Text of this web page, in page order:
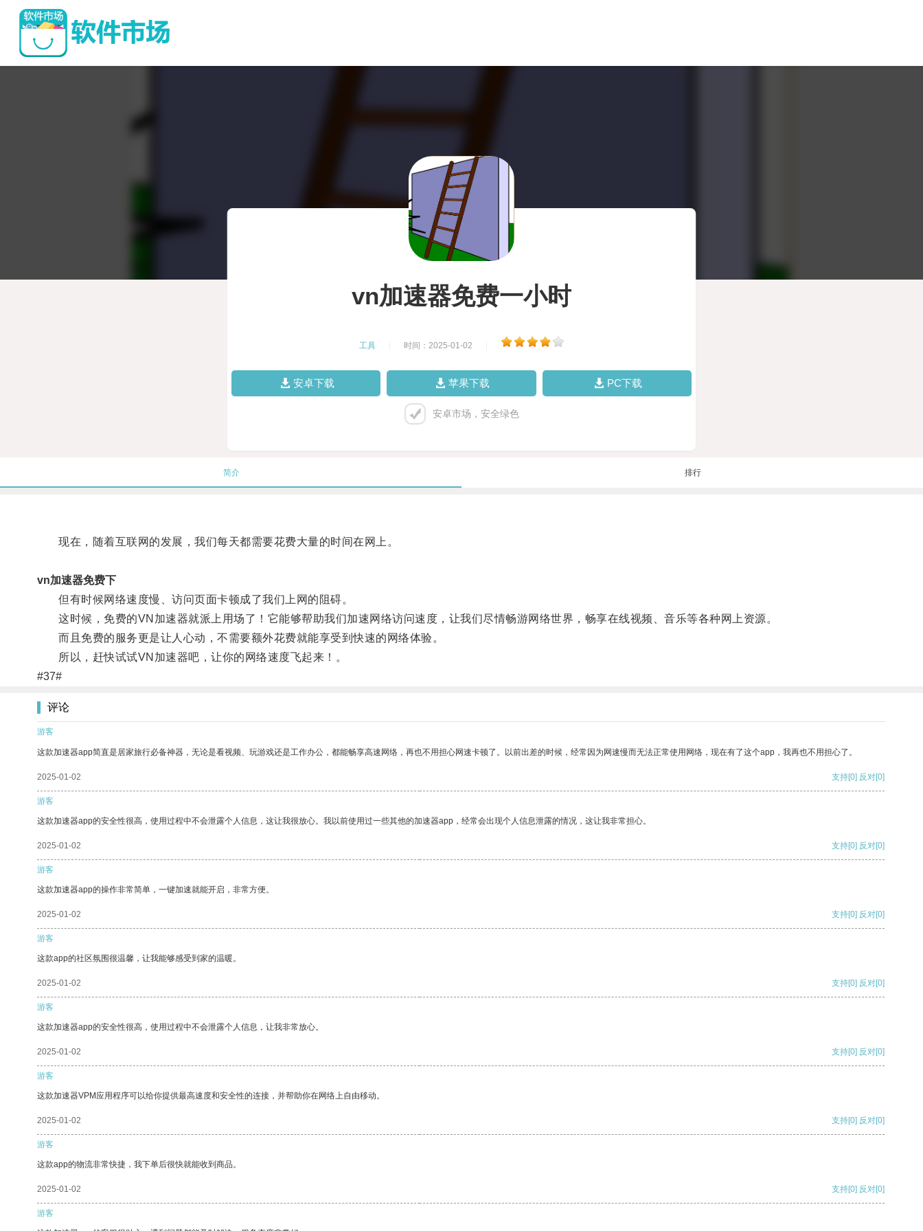
vn加速器免费一小时
工具 时间：2025-01-02
安卓下载 苹果下载 PC下载
安卓市场，安全绿色
简介 排行
现在，随着互联网的发展，我们每天都需要花费大量的时间在网上。
vn加速器免费下
但有时候网络速度慢、访问页面卡顿成了我们上网的阻碍。
这时候，免费的VN加速器就派上用场了！它能够帮助我们加速网络访问速度，让我们尽情畅游网络世界，畅享在线视频、音乐等各种网上资源。
而且免费的服务更是让人心动，不需要额外花费就能享受到快速的网络体验。
所以，赶快试试VN加速器吧，让你的网络速度飞起来！。
#37#
评论
游客
这款加速器app简直是居家旅行必备神器，无论是看视频、玩游戏还是工作办公，都能畅享高速网络，再也不用担心网速卡顿了。以前出差的时候，经常因为网速慢而无法正常使用网络，现在有了这个app，我再也不用担心了。
2025-01-02 支持[0] 反对[0]
游客
这款加速器app的安全性很高，使用过程中不会泄露个人信息，这让我很放心。我以前使用过一些其他的加速器app，经常会出现个人信息泄露的情况，这让我非常担心。
2025-01-02 支持[0] 反对[0]
游客
这款加速器app的操作非常简单，一键加速就能开启，非常方便。
2025-01-02 支持[0] 反对[0]
游客
这款app的社区氛围很温馨，让我能够感受到家的温暖。
2025-01-02 支持[0] 反对[0]
游客
这款加速器app的安全性很高，使用过程中不会泄露个人信息，让我非常放心。
2025-01-02 支持[0] 反对[0]
游客
这款加速器VPM应用程序可以给你提供最高速度和安全性的连接，并帮助你在网络上自由移动。
2025-01-02 支持[0] 反对[0]
游客
这款app的物流非常快捷，我下单后很快就能收到商品。
2025-01-02 支持[0] 反对[0]
游客